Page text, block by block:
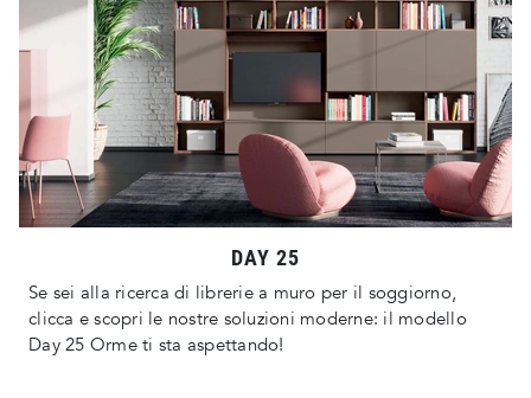
DAY 25
Se sei alla ricerca di librerie a muro per il soggiorno,
clicca e scopri le nostre soluzioni moderne: il modello
Day 25 Orme ti sta aspettando!